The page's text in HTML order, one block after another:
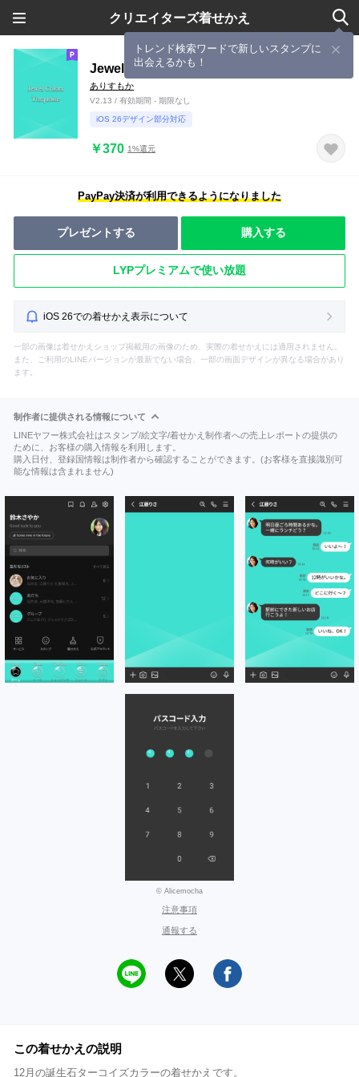
クリエイターズ着せかえ
トレンド検索ワードで新しいスタンプに
出会えるかも！
Jewel Colors Turquoise
ありすもか
V2.13 / 有効期間 - 期限なし
iOS 26デザイン部分対応
￥370 1%還元
PayPay決済が利用できるようになりました
プレゼントする 購入する
LYPプレミアムで使い放題
iOS 26での着せかえ表示について
一部の画像は着せかえショップ掲載用の画像のため、実際の着せかえには適用されません。
また、ご利用のLINEバージョンが最新でない場合、一部の画面デザインが異なる場合があり
ます。
制作者に提供される情報について
LINEヤフー株式会社はスタンプ/絵文字/着せかえ制作者への売上レポートの提供の
ために、お客様の購入情報を利用します。
購入日付、登録国情報は制作者から確認することができます。(お客様を直接識別可
能な情報は含まれません)
© Alicemocha
注意事項
通報する
この着せかえの説明
12月の誕生石ターコイズカラーの着せかえです。